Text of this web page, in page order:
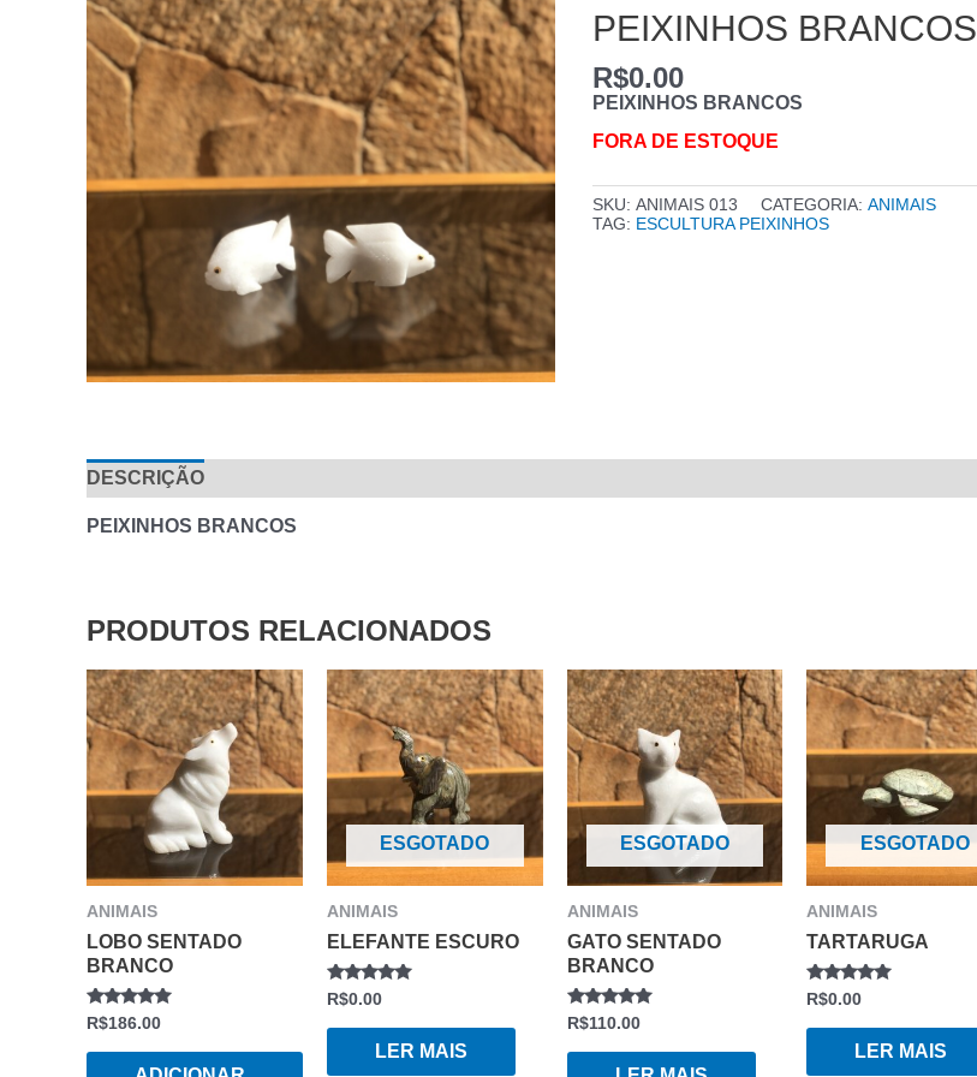
PEIXINHOS BRANCOS
R$0.00
PEIXINHOS BRANCOS
FORA DE ESTOQUE
SKU: ANIMAIS 013 CATEGORIA: ANIMAIS
TAG: ESCULTURA PEIXINHOS
DESCRIÇÃO
PEIXINHOS BRANCOS
PRODUTOS RELACIONADOS
ANIMAIS
LOBO SENTADO
BRANCO
AVALIAÇÃO
DE
R$186.00
ESGOTADO
ANIMAIS
ELEFANTE ESCURO
AVALIAÇÃO
DE
R$0.00
LER MAIS
ESGOTADO
ANIMAIS
GATO SENTADO
BRANCO
AVALIAÇÃO
DE
R$110.00
ESGOTADO
ANIMAIS
TARTARUGA
AVALIAÇÃO
DE
R$0.00
LER MAIS